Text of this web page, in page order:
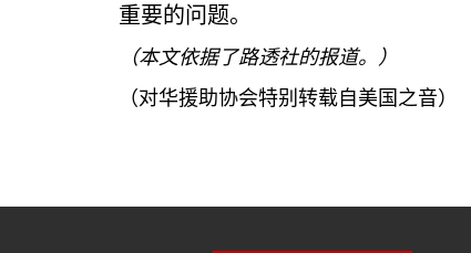
重要的问题。
（本文依据了路透社的报道。）
（对华援助协会特别转载自美国之音）